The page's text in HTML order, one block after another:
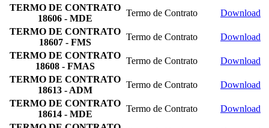
TERMO DE CONTRATO
18606 - MDE
Termo de Contrato
Download
TERMO DE CONTRATO
18607 - FMS
Termo de Contrato
Download
TERMO DE CONTRATO
18608 - FMAS
Termo de Contrato
Download
TERMO DE CONTRATO
18613 - ADM
Termo de Contrato
Download
TERMO DE CONTRATO
18614 - MDE
Termo de Contrato
Download